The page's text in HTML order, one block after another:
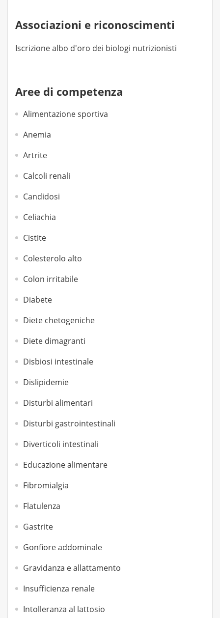
Associazioni e riconoscimenti
Iscrizione albo d'oro dei biologi nutrizionisti
Aree di competenza
Alimentazione sportiva
Anemia
Artrite
Calcoli renali
Candidosi
Celiachia
Cistite
Colesterolo alto
Colon irritabile
Diabete
Diete chetogeniche
Diete dimagranti
Disbiosi intestinale
Dislipidemie
Disturbi alimentari
Disturbi gastrointestinali
Diverticoli intestinali
Educazione alimentare
Fibromialgia
Flatulenza
Gastrite
Gonfiore addominale
Gravidanza e allattamento
Insufficienza renale
Intolleranza al lattosio